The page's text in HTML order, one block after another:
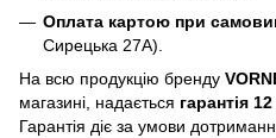
Оплата картою при
Сирецька 27А).
На всю продукцію бренду
магазині, надається гарантія
Гарантія діє за умови